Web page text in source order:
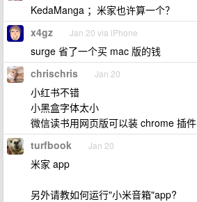
KedaManga ；米家也许算一个？
x4gz Jan 20 via iPhone
surge 省了一个买 mac 版的钱
chrischris Jan 20
小红书不错
小黑盒字体太小
微信读书用网页版可以装 chrome 插件
turfbook Jan 20
米家 app
另外请教如何运行"小米音箱"app?